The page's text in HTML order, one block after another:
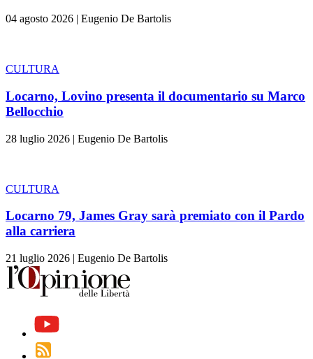
04 agosto 2026 | Eugenio De Bartolis
CULTURA
Locarno, Lovino presenta il documentario su Marco
Bellocchio
28 luglio 2026 | Eugenio De Bartolis
CULTURA
Locarno 79, James Gray sarà premiato con il Pardo
alla carriera
21 luglio 2026 | Eugenio De Bartolis